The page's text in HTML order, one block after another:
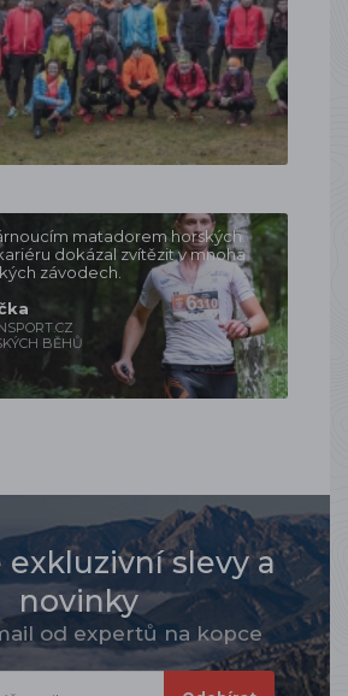
matadorem horských
dokázal zvítězit v mnoha
závodech.
BĚHŮ
exkluzivní slevy a
novinky
od expertů na kopce